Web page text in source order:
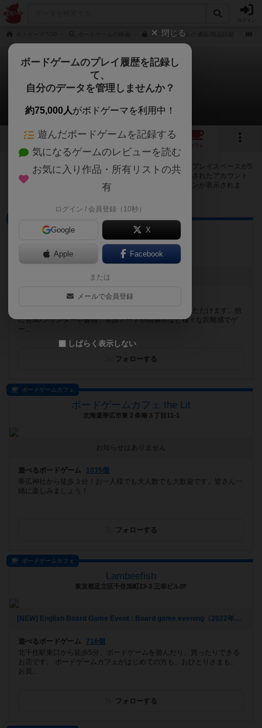
ユークロニクルの通販/商品詳細
ユークロニクル
5店のカフェ/スペースが提供中
1 4
カフェ
ユークロニクルで遊ぶことができるボードゲームカフェ・プレイスペースが5
店登録されています。公開プロフィールの都道府県が設定されたアカウント
でログインすると、同じ都道府県内の店舗に絞り込むボタンが表示されま
arts/games ゲイセン
京都府京都市西京区桂南巽町38-1
[NEW] 2月のゲイセン（2026年02月09日 20時36分）
遊べるボードゲーム
920個
阪急桂駅から徒歩3分。 広い空間でゆったりとご利用いただけます。他
にも3Dプリンターや書籍、常設アート作品展示など様々な距離感でゲ
ー...
フォローする
ボードゲームカフェ
ボードゲームカフェ the Lit
北海道帯広市東２条南３丁目11-1
お知らせはありません
遊べるボードゲーム
1035個
帯広神社から徒歩３分！お一人様でも大人数でも大歓迎です。皆さん一
緒に楽しみましょう！
フォローする
ボードゲームカフェ
Lambeefish
東京都足立区千住旭町23-3 三幸ビル2F
[NEW] English Board Game Event : Board game evening（2022年12月26日 19時41分）
遊べるボードゲーム
716個
北千住駅東口から徒歩5分。ボードゲームを遊んだり、買ったりできる
お店です。 ボードゲームカフェがはじめての方も、おひとりさまも、
お買...
フォローする
閉じる
ボードゲームのプレイ履歴を記録し
て、
自分のデータを管理しませんか？
約75,000人がボドゲーマを利用中！
遊んだボードゲームを記録する
気になるゲームのレビューを読む
お気に入り作品・所有リストの共
有
ログイン / 会員登録（10秒）
Google X
Apple Facebook
または
メールで会員登録
しばらく表示しない